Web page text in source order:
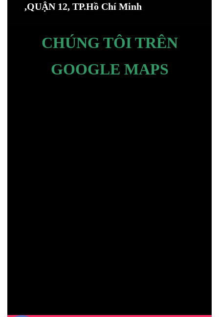
,QUẬN 12, TP.Hồ Chí Minh
CHÚNG TÔI TRÊN
GOOGLE MAPS